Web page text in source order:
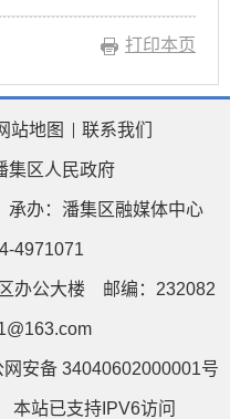
打印本页
站地图 联系我们
集区人民政府
承办：潘集区融媒体中心
4971071
办公大楼 邮编：232082
网安备 34040602000001号
本站已支持IPV6访问